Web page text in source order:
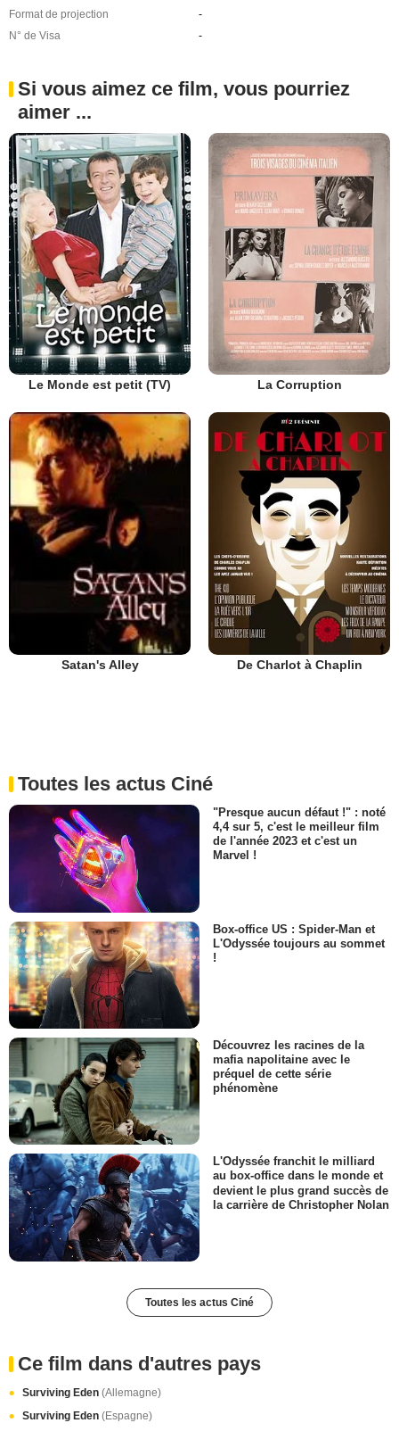
Format de projection
-
N° de Visa
-
Si vous aimez ce film, vous pourriez
aimer ...
Le Monde est petit (TV) La Corruption
Satan's Alley De Charlot à Chaplin
Toutes les actus Ciné
"Presque aucun défaut !" : noté
4,4 sur 5, c'est le meilleur film
de l'année 2023 et c'est un
Marvel !
Box-office US : Spider-Man et
L'Odyssée toujours au sommet
!
Découvrez les racines de la
mafia napolitaine avec le
préquel de cette série
phénomène
L'Odyssée franchit le milliard
au box-office dans le monde et
devient le plus grand succès de
la carrière de Christopher Nolan
Toutes les actus Ciné
Ce film dans d'autres pays
Surviving Eden (Allemagne)
Surviving Eden (Espagne)